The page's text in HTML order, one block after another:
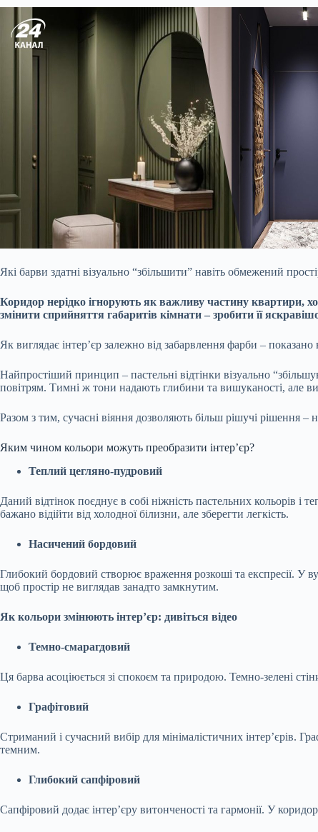
Які барви здатні візуально “збільшити” навіть обмежений
Коридор нерідко ігнорують як важливу частину квартири,
змінити сприйняття габаритів кімнати – зробити її
Як виглядає інтер’єр залежно від забарвлення фарби – показано
Найпростіший принцип – пастельні відтінки візуально
повітрям. Тимні ж тони надають глибини та вишуканості, але
Разом з тим, сучасні віяння дозволяють більш рішучі рішення
Яким чином кольори можуть преобразити інтер’єр?
Теплий цегляно-пудровий
Даний відтінок поєднує в собі ніжність пастельних кольорів
бажано відійти від холодної білизни, але зберегти легкість.
Насичений бордовий
Глибокий бордовий створює враження розкоші та експресії. У
щоб простір не виглядав занадто замкнутим.
Як кольори змінюють інтер’єр: дивіться відео
Темно-смарагдовий
Ця барва асоціюється зі спокоєм та природою. Темно-зелені
Графітовий
Стриманий і сучасний вибір для мінімалістичних інтер’єрів.
темним.
Глибокий сапфіровий
Сапфіровий додає інтер’єру витонченості та гармонії. У